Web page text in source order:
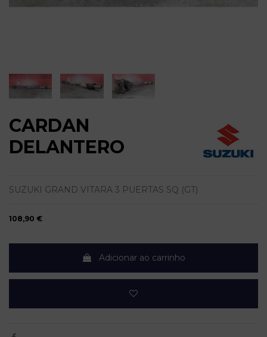
CARDAN
DELANTERO
SUZUKI GRAND VITARA 3 PUERTAS SQ (GT)
108,90 €
Adicionar ao carrinho